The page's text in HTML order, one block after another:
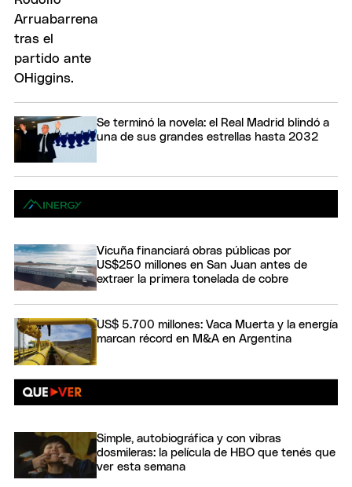
Se terminó la novela: el Real Madrid blindó a
una de sus grandes estrellas hasta 2032
Vicuña financiará obras públicas por
US$250 millones en San Juan antes de
extraer la primera tonelada de cobre
US$ 5.700 millones: Vaca Muerta y la energía
marcan récord en M&A en Argentina
Simple, autobiográfica y con vibras
dosmileras: la película de HBO que tenés que
ver esta semana